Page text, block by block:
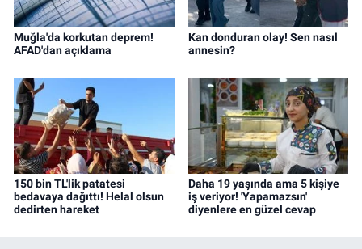
Muğla'da korkutan deprem!
AFAD'dan açıklama
Kan donduran olay! Sen nasıl
annesin?
150 bin TL'lik patatesi
bedavaya dağıttı! Helal olsun
dedirten hareket
Daha 19 yaşında ama 5 kişiye
iş veriyor! 'Yapamazsın'
diyenlere en güzel cevap